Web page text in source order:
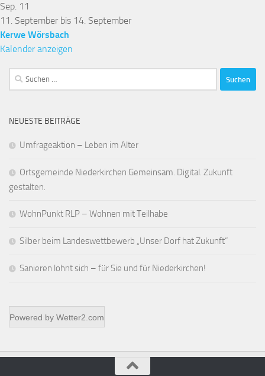
Sep. 11
11. September bis 14. September
Kerwe Wörsbach
Kalender anzeigen
Suchen
nach:
NEUESTE BEITRÄGE
Umfrageaktion – Leben im Alter
Ortsgemeinde Niederkirchen Gemeinsam. Digital. Zukunft
gestalten.
WohnPunkt RLP – Wohnen mit Teilhabe
Silber beim Landeswettbewerb „Unser Dorf hat Zukunft“
Sanieren lohnt sich – für Sie und für Niederkirchen!
Powered by Wetter2.com